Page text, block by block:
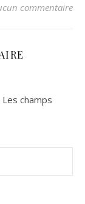
commentaire
Les champs